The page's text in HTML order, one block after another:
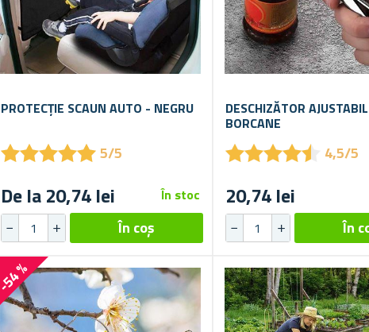
PROTECȚIE SCAUN AUTO - NEGRU
★★★★★
★★★★★5/5
De la 20,74 lei În stoc
DESCHIZĂTOR
BORCANE
★★★★★
★★★★★ 4,5/5
20,74 lei
-54 %